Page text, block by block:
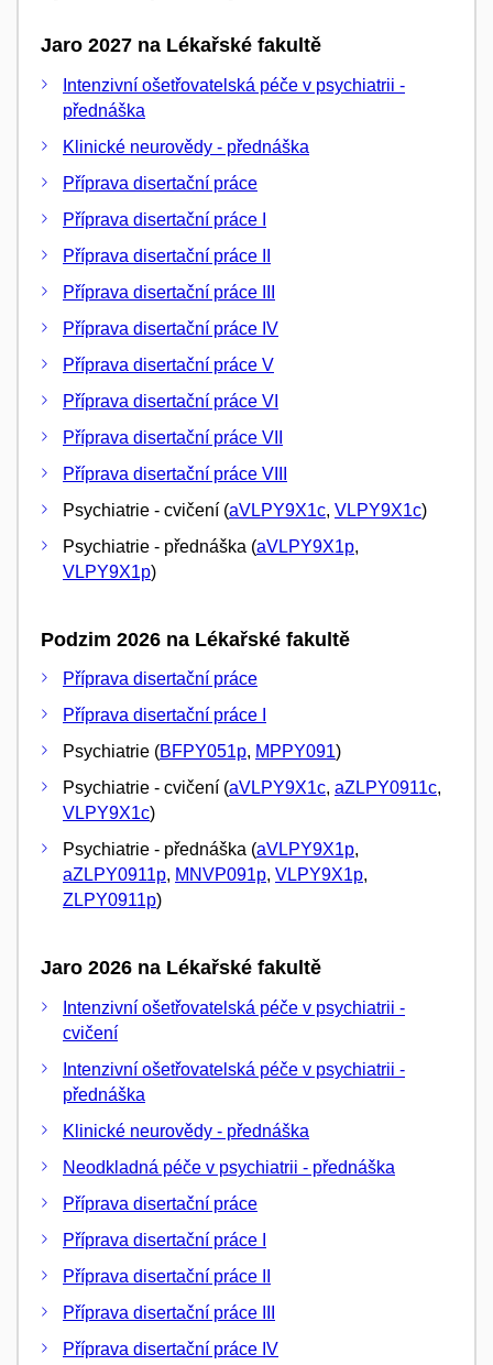
Jaro 2027 na Lékařské fakultě
Intenzivní ošetřovatelská péče v psychiatrii -
přednáška
Klinické neurovědy - přednáška
Příprava disertační práce
Příprava disertační práce I
Příprava disertační práce II
Příprava disertační práce III
Příprava disertační práce IV
Příprava disertační práce V
Příprava disertační práce VI
Příprava disertační práce VII
Příprava disertační práce VIII
Psychiatrie - cvičení (aVLPY9X1c, VLPY9X1c)
Psychiatrie - přednáška (aVLPY9X1p,
VLPY9X1p)
Podzim 2026 na Lékařské fakultě
Příprava disertační práce
Příprava disertační práce I
Psychiatrie (BFPY051p, MPPY091)
Psychiatrie - cvičení (aVLPY9X1c, aZLPY0911c,
VLPY9X1c)
Psychiatrie - přednáška (aVLPY9X1p,
aZLPY0911p, MNVP091p, VLPY9X1p,
ZLPY0911p)
Jaro 2026 na Lékařské fakultě
Intenzivní ošetřovatelská péče v psychiatrii -
cvičení
Intenzivní ošetřovatelská péče v psychiatrii -
přednáška
Klinické neurovědy - přednáška
Neodkladná péče v psychiatrii - přednáška
Příprava disertační práce
Příprava disertační práce I
Příprava disertační práce II
Příprava disertační práce III
Příprava disertační práce IV